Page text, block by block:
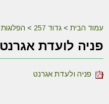
עמוד הבית >גדוד 257 > הפלוגות
פניה לועדת אגרנט
פניה ולעדת אגרנט